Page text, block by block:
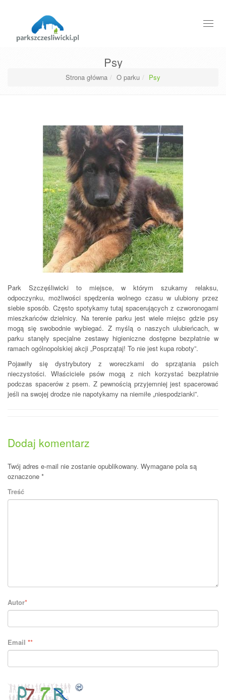
Menu
Psy
Strona główna O parku Psy
Park Szczęśliwicki to miejsce, w którym szukamy relaksu,
odpoczynku, możliwości spędzenia wolnego czasu w ulubiony przez
siebie sposób. Często spotykamy tutaj spacerujących z czworonogami
mieszkańców dzielnicy. Na terenie parku jest wiele miejsc gdzie psy
mogą się swobodnie wybiegać. Z myślą o naszych ulubieńcach, w
parku stanęły specjalne zestawy higieniczne dostępne bezpłatnie w
ramach ogólnopolskiej akcji „Posprzątaj! To nie jest kupa roboty”.
Pojawiły się dystrybutory z woreczkami do sprzątania psich
nieczystości. Właściciele psów mogą z nich korzystać bezpłatnie
podczas spacerów z psem. Z pewnością przyjemniej jest spacerować
jeśli na swojej drodze nie napotykamy na niemiłe „niespodzianki”.
Dodaj komentarz
Twój adres e-mail nie zostanie opublikowany. Wymagane pola są
oznaczone *
Treść
Autor*
Email **